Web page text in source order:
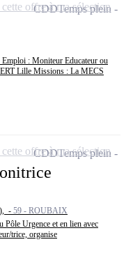
: Moniteur Educateur ou
Lille Missions : La MECS
CDDTemps plein
offre à ma sélection
- 59 - ROUBAIX
Urgence et en lien avec
trice, organise
CDDTemps plein
offre à ma sélection